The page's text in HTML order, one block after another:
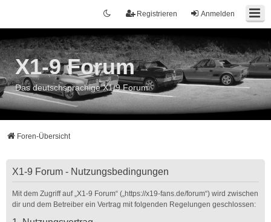
Anmelden
Registrieren
X1-9 Forum
Das deutschsprachige X1/9 Forum
Foren-Übersicht
X1-9 Forum - Nutzungsbedingungen
Mit dem Zugriff auf „X1-9 Forum“ („https://x19-fans.de/forum“) wird zwischen
dir und dem Betreiber ein Vertrag mit folgenden Regelungen geschlossen: